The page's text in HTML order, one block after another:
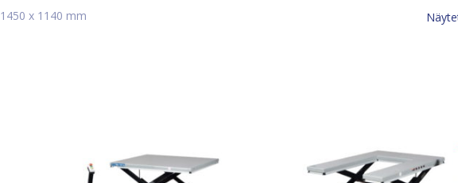
1450 x 1140 mm